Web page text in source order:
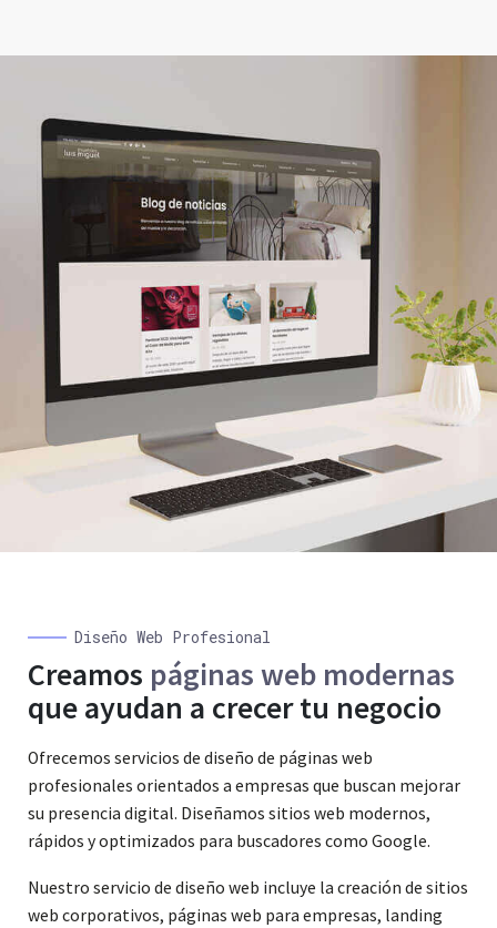
Diseño Web Profesional
Creamos páginas web modernas
que ayudan a crecer tu negocio
Ofrecemos servicios de diseño de páginas web
profesionales orientados a empresas que buscan mejorar
su presencia digital. Diseñamos sitios web modernos,
rápidos y optimizados para buscadores como Google.
Nuestro servicio de diseño web incluye la creación de sitios
web corporativos, páginas web para empresas, landing